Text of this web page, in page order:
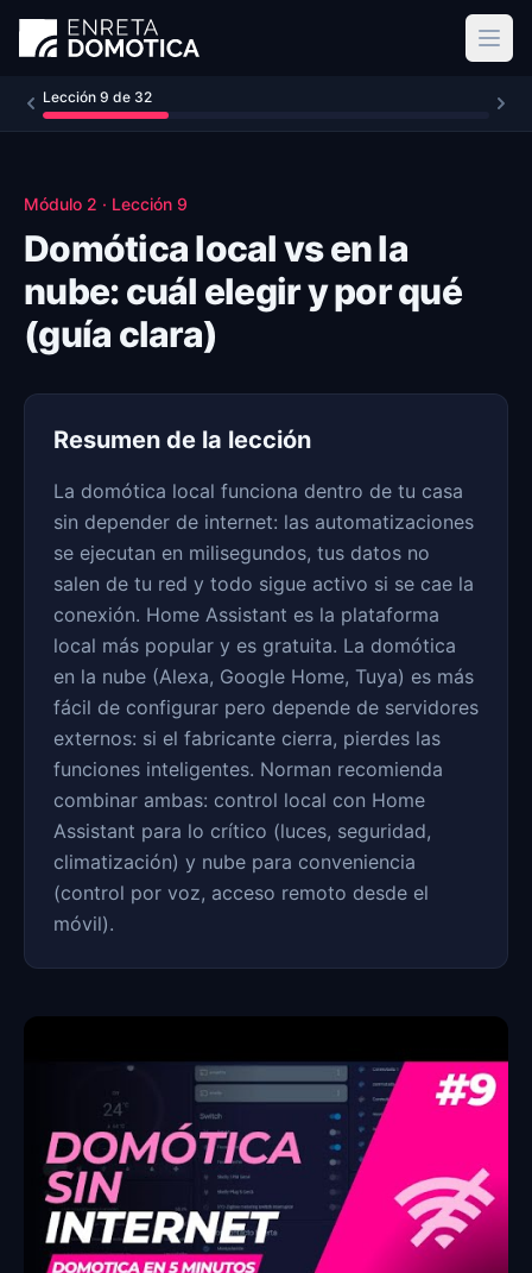
Ir al contenido principal
Lección 9 de 32
Módulo 2 · Lección 9
Domótica local vs en la
nube: cuál elegir y por qué
(guía clara)
Resumen de la lección
La domótica local funciona dentro de tu casa
sin depender de internet: las automatizaciones
se ejecutan en milisegundos, tus datos no
salen de tu red y todo sigue activo si se cae la
conexión. Home Assistant es la plataforma
local más popular y es gratuita. La domótica
en la nube (Alexa, Google Home, Tuya) es más
fácil de configurar pero depende de servidores
externos: si el fabricante cierra, pierdes las
funciones inteligentes. Norman recomienda
combinar ambas: control local con Home
Assistant para lo crítico (luces, seguridad,
climatización) y nube para conveniencia
(control por voz, acceso remoto desde el
móvil).